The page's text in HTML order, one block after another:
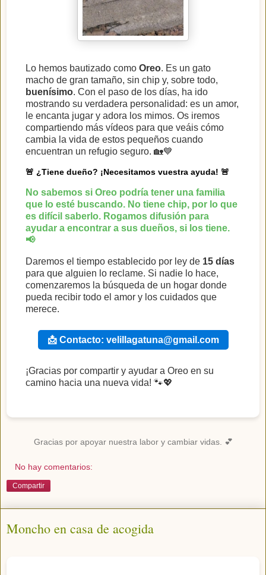
Lo hemos bautizado como Oreo. Es un gato
macho de gran tamaño, sin chip y, sobre todo,
buenísimo. Con el paso de los días, ha ido
mostrando su verdadera personalidad: es un amor,
le encanta jugar y adora los mimos. Os iremos
compartiendo más vídeos para que veáis cómo
cambia la vida de estos pequeños cuando
encuentran un refugio seguro. 🏡💙
🚨 ¿Tiene dueño? ¡Necesitamos vuestra ayuda! 🚨
No sabemos si Oreo podría tener una familia
que lo esté buscando. No tiene chip, por lo que
es difícil saberlo. Rogamos difusión para
ayudar a encontrar a sus dueños, si los tiene.
📢
Daremos el tiempo establecido por ley de 15 días
para que alguien lo reclame. Si nadie lo hace,
comenzaremos la búsqueda de un hogar donde
pueda recibir todo el amor y los cuidados que
merece.
📩 Contacto: velillagatuna@gmail.com
¡Gracias por compartir y ayudar a Oreo en su
camino hacia una nueva vida! 🐾💖
Gracias por apoyar nuestra labor y cambiar vidas. 💕
No hay comentarios:
Compartir
Moncho en casa de acogida